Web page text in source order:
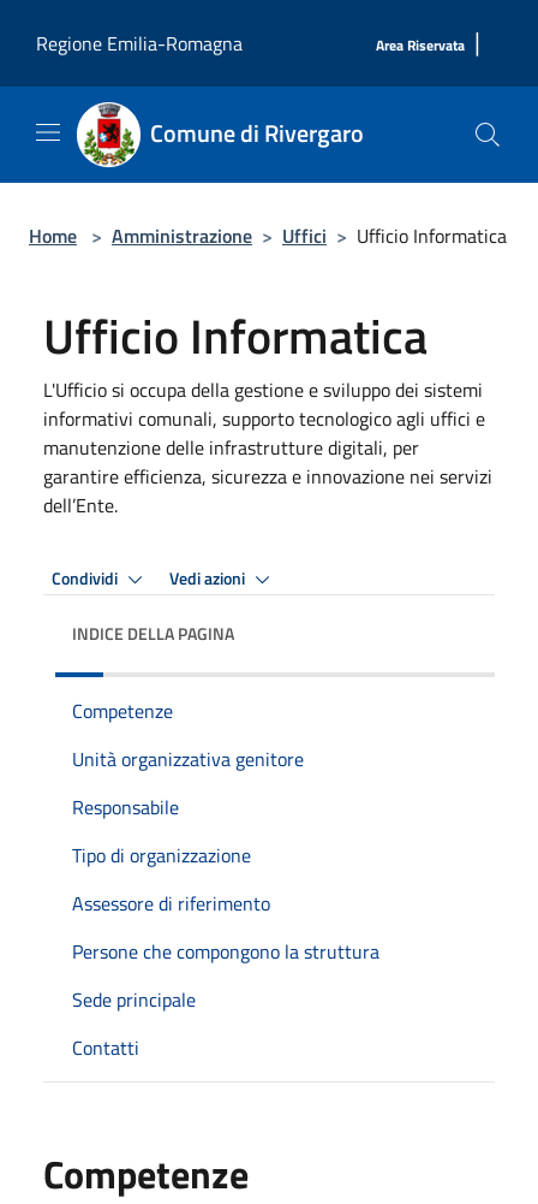
Regione Emilia-Romagna
Area Riservata |
Comune di Rivergaro
Home > Amministrazione > Uffici > Ufficio Informatica
Ufficio Informatica
L'Ufficio si occupa della gestione e sviluppo dei sistemi
informativi comunali, supporto tecnologico agli uffici e
manutenzione delle infrastrutture digitali, per
garantire efficienza, sicurezza e innovazione nei servizi
dell’Ente.
Condividi Vedi azioni
INDICE DELLA PAGINA
Competenze
Unità organizzativa genitore
Responsabile
Tipo di organizzazione
Assessore di riferimento
Persone che compongono la struttura
Sede principale
Contatti
Competenze